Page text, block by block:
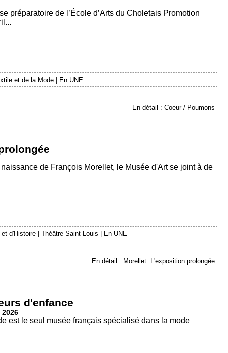
préparatoire de l’École d’Arts du Choletais Promotion
et de la Mode | En UNE
En détail : Coeur / Poumons
de François Morellet, le Musée d'Art se joint à de
d'Histoire Théâtre Saint-Louis
En UNE
En détail : Morellet. L'exposition prolongée
d'enfance
2026
est le seul musée français spécialisé dans la mode